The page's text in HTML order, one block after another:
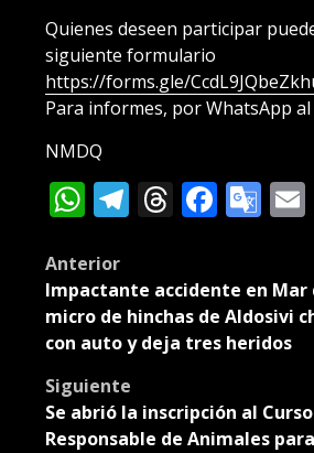
Quienes deseen participar
siguiente formulario
https://forms.gle/
Para informes, por WhatsApp al
NMDQ
WhatsApp
Telegram
Threads
Post
navigation
Anterior
Impactante accidente en Mar
micro de hinchas de Aldosivi
con auto y deja tres heridos
Siguiente
Se abrió la inscripción al
Responsable de Animales